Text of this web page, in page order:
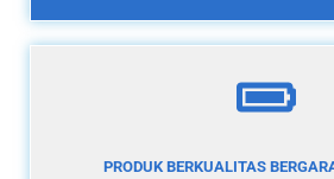
PRODUK BERKUALITAS